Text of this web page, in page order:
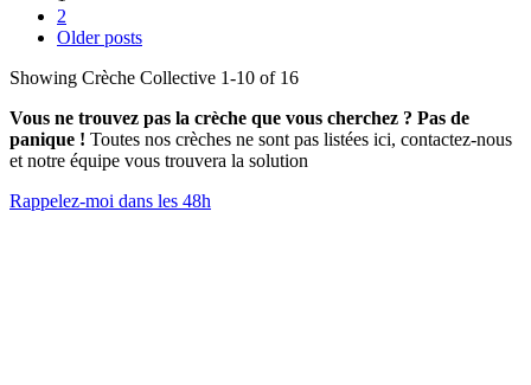
2
Older posts
Showing Crèche Collective 1-10 of 16
Vous ne trouvez pas la crèche que vous cherchez ? Pas de
panique ! Toutes nos crèches ne sont pas listées ici, contactez-nous
et notre équipe vous trouvera la solution
Rappelez-moi dans les 48h